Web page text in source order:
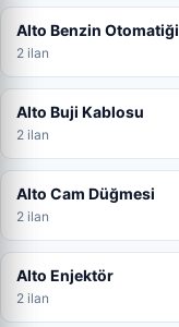
Alto Benzin Otomatiği
2 ilan
Alto Buji Kablosu
2 ilan
Alto Cam Düğmesi
2 ilan
Alto Enjektör
2 ilan